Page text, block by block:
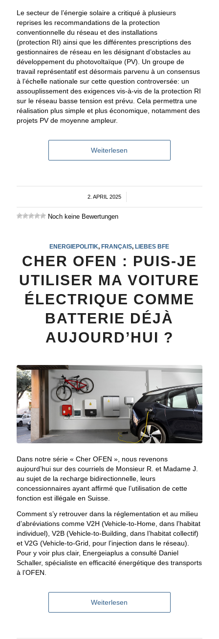
Le secteur de l’énergie solaire a critiqué à plusieurs
reprises les recommandations de la protection
conventionnelle du réseau et des installations
(protection RI) ainsi que les différentes prescriptions des
gestionnaires de réseau en les désignant d’obstacles au
développement du photovoltaïque (PV). Un groupe de
travail représentatif est désormais parvenu à un consensus
à l’échelle nationale sur cette question controversée: un
assouplissement des exigences vis-à-vis de la protection RI
sur le réseau basse tension est prévu. Cela permettra une
réalisation plus simple et plus économique, notamment des
projets PV de moyenne ampleur.
Weiterlesen
2. APRIL 2025
/
Noch keine Bewertungen
ENERGIEPOLITIK, FRANÇAIS, LIEBES BFE
CHER OFEN : PUIS-JE
UTILISER MA VOITURE
ÉLECTRIQUE COMME
BATTERIE DÉJÀ
AUJOURD’HUI ?
Dans notre série « Cher OFEN », nous revenons
aujourd’hui sur des courriels de Monsieur R. et Madame J.
au sujet de la recharge bidirectionnelle, leurs
concessionnaires ayant affirmé que l’utilisation de cette
fonction est illégale en Suisse.
Comment s’y retrouver dans la réglementation et au milieu
d’abréviations comme V2H (Vehicle-to-Home, dans l’habitat
individuel), V2B (Vehicle-to-Building, dans l’habitat collectif)
et V2G (Vehicle-to-Grid, pour l’injection dans le réseau).
Pour y voir plus clair, Energeiaplus a consulté Daniel
Schaller, spécialiste en efficacité énergétique des transports
à l’OFEN.
Weiterlesen